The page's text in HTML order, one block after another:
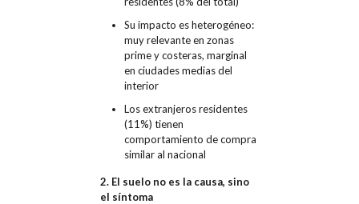
Su impacto es heterogéneo:
muy relevante en zonas
prime y costeras, marginal
en ciudades medias del
interior
Los extranjeros residentes
(11%) tienen
comportamiento de compra
similar al nacional
2. El suelo no es la causa, sino
el síntoma